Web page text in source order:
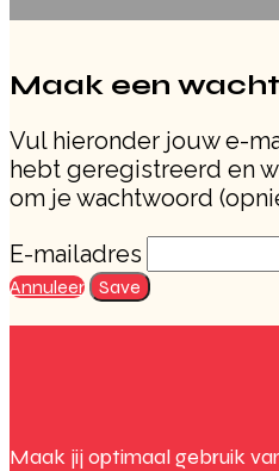
Maak een
Vul hieronder jouw e-
hebt geregistreerd en
om je wachtwoord
E-mailadres
Annuleer Save
Maak jij optimaal gebruik